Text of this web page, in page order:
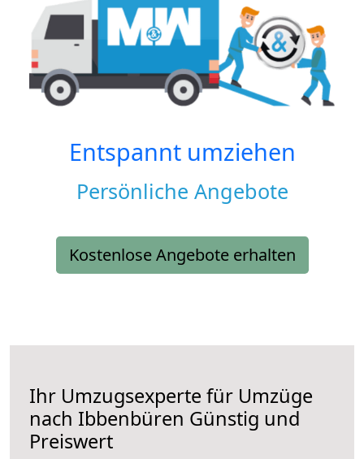
Entspannt umziehen
Persönliche Angebote
Kostenlose Angebote erhalten
Ihr Umzugsexperte für Umzüge
nach Ibbenbüren Günstig und
Preiswert